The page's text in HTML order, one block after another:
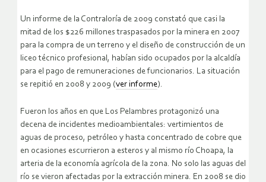
Un informe de la Contraloría de 2009 constató que casi la
mitad de los $226 millones traspasados por la minera en 2007
para la compra de un terreno y el diseño de construcción de un
liceo técnico profesional, habían sido ocupados por la alcaldía
para el pago de remuneraciones de funcionarios. La situación
se repitió en 2008 y 2009 (ver informe).
Fueron los años en que Los Pelambres protagonizó una
decena de incidentes medioambientales: vertimientos de
aguas de proceso, petróleo y hasta concentrado de cobre que
en ocasiones escurrieron a esteros y al mismo río Choapa, la
arteria de la economía agrícola de la zona. No solo las aguas del
río se vieron afectadas por la extracción minera. En 2008 se dio